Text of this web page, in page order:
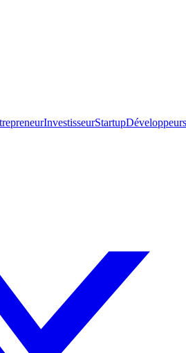
InvestisseurStartupDéveloppeurs